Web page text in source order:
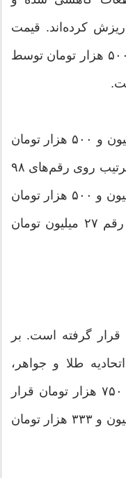
کرده‌اند. قیمت
سکه امامی با رقم ۱۹۳ میلیون و ۵۰۰ هزار تومان توسط
سکه بهار آزادی روی رقم ۱۹۰ میلیون و ۵۰۰ هزار تومان
قرار دارد. نیم‌سکه و ربع سکه، به‌ترتیب روی رقم‌های ۹۸
میلیون و ۵۰۰ هزار تومان و ۵۳ میلیون و ۵۰۰ هزار تومان
قرار گرفته‌اند. سکه گرمی نیز با رقم ۲۷ میلیون تومان
گرفته است. بر
طلا و جواهر،
مثقال طلا روی رقم ۸۳ میلیون و ۷۵۰ هزار تومان قرار
دارد و طلای ۱۸ عیار با رقم ۱۹ میلیون و ۳۳۳ هزار تومان